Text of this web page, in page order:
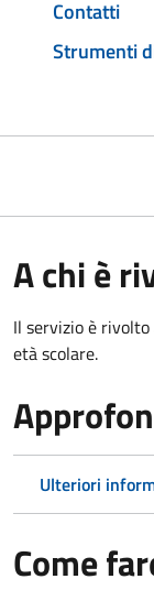
Contatti
Strumenti
A chi è
Il servizio è
età scolare.
Ulteriori
Come